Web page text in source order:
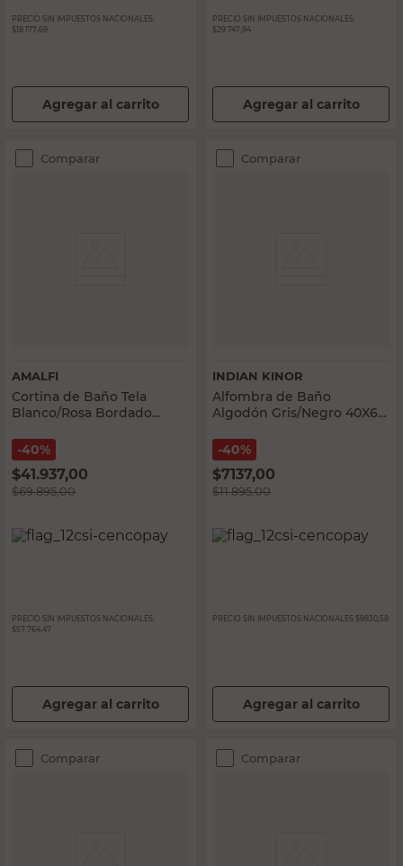
PRECIO SIN IMPUESTOS NACIONALES:
$18.177,69
Agregar al carrito
PRECIO SIN IMPUESTOS NACIONALES:
$29.747,94
Agregar al carrito
Comparar
AMALFI
Cortina de Baño Tela
Blanco/Rosa Bordado
40%
$41.937,00
$69.895,00
PRECIO SIN IMPUESTOS NACIONALES:
$57.764,47
Agregar al carrito
Comparar
INDIAN KINOR
Alfombra de Baño
Algodón Gris/Negro 40X60
40%
$7137,00
$11.895,00
PRECIO SIN IMPUESTOS NACIONALES: $9830,58
Agregar al carrito
Comparar Comparar